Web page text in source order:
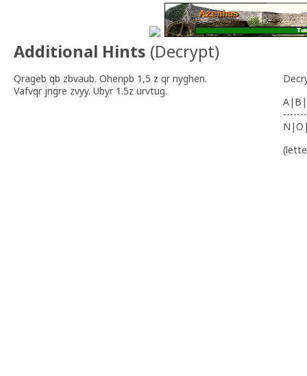
Additional Hints (Decrypt)
Qrageb qb zbvaub. Ohenpb 1,5 z qr nyghen.
Vafvqr jngre zvyy. Ubyr 1.5z urvtug.